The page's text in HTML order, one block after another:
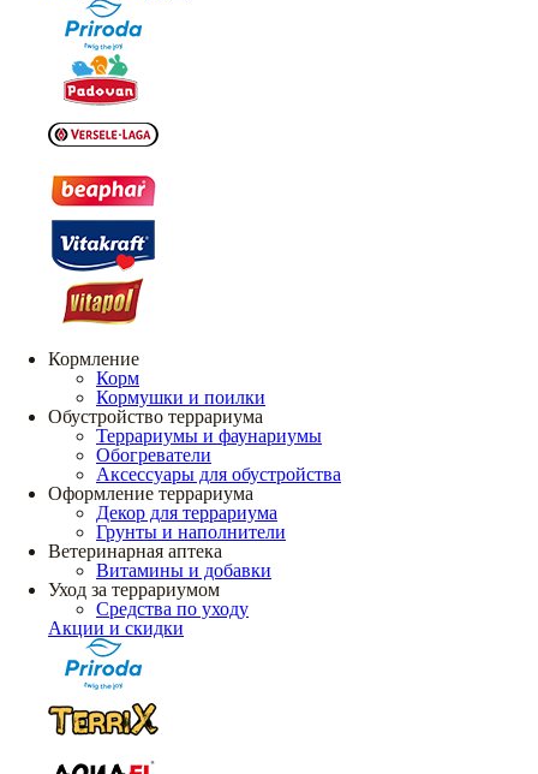
Кормление
Корм
Кормушки и поилки
Обустройство террариума
Террариумы и фаунариумы
Обогреватели
Аксессуары для обустройства
Оформление террариума
Декор для террариума
Грунты и наполнители
Ветеринарная аптека
Витамины и добавки
Уход за террариумом
Средства по уходу
Акции и скидки